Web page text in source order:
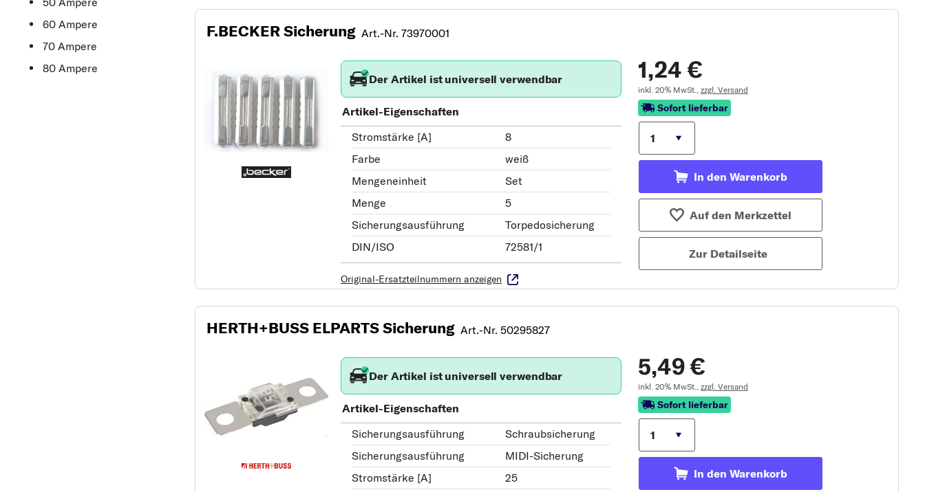
60 Ampere
70 Ampere
80 Ampere
F.BECKER Sicherung Art.-Nr. 73970001
Der Artikel ist universell verwendbar
Artikel-Eigenschaften
Stromstärke [A]
8
Farbe
weiß
Mengeneinheit
Set
Menge
5
Sicherungsausführung
Torpedosicherung
DIN/ISO
72581/1
Original-Ersatzteilnummern anzeigen
1,24 €
inkl. 20% MwSt., zzgl. Versand
Sofort lieferbar
In den Warenkorb
Auf den Merkzettel
Zur Detailseite
HERTH+BUSS ELPARTS Sicherung Art.-Nr. 50295827
Der Artikel ist universell verwendbar
Artikel-Eigenschaften
Sicherungsausführung
Schraubsicherung
Sicherungsausführung
MIDI-Sicherung
Stromstärke [A]
25
5,49 €
inkl. 20% MwSt., zzgl. Versand
Sofort lieferbar
In den Warenkorb